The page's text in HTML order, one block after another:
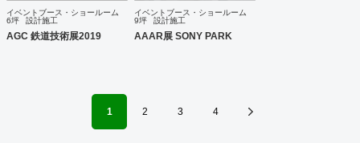
イベントブース・ショールーム
6坪
設計施工
AGC 鉄道技術展2019
イベントブース・ショールーム
9坪
設計施工
AAAR展 SONY PARK
1 2 3 4